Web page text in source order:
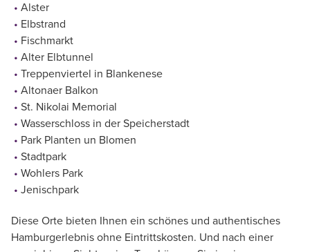
Alster
Elbstrand
Fischmarkt
Alter Elbtunnel
Treppenviertel in Blankenese
Altonaer Balkon
St. Nikolai Memorial
Wasserschloss in der Speicherstadt
Park Planten un Blomen
Stadtpark
Wohlers Park
Jenischpark
Diese Orte bieten Ihnen ein schönes und authentisches
Hamburgerlebnis ohne Eintrittskosten. Und nach einer